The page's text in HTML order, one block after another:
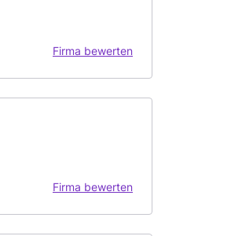
Firma bewerten
Firma bewerten